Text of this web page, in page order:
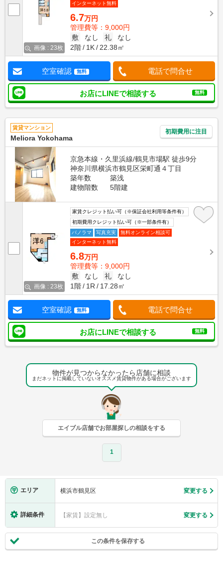
画像 : 23枚
インターネット無料
6.7万円
管理費等：9,000円
敷
なし 礼
なし
2階
1K 22.38㎡
空室確認 無料 電話で問合せ
お店にLINEで相談する 無料
賃貸マンション
Meliora Yokohama
初期費用に注目
京急本線・久里浜線/鶴見市場駅 徒歩9分
神奈川県横浜市鶴見区栄町通４丁目
築年数
築浅
建物階数
5階建
画像 : 23枚
家賃クレジット払い可（※保証会社利用等条件有）
初期費用クレジット払い可（※一部条件有）
パノラマ
写真充実
無料オンライン相談可
インターネット無料
6.8万円
管理費等：9,000円
敷
なし 礼
なし
1階
1R 17.28㎡
空室確認 無料 電話で問合せ
お店にLINEで相談する 無料
物件が見つからなかったら店舗に相談
まだネットに掲載していないオススメ賃貸物件がある場合がございます
エイブル店舗でお部屋探しの相談をする
1
エリア 横浜市鶴見区 変更する
詳細条件 【家賃】設定無し 変更する
この条件を保存する